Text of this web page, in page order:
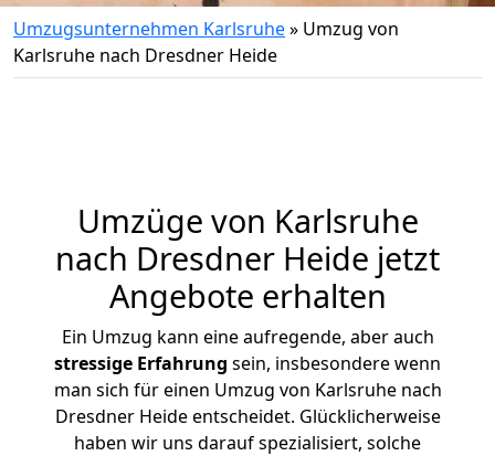
Umzugsunternehmen Karlsruhe» Umzug von
Karlsruhe nach Dresdner Heide
Umzüge von Karlsruhe
nach Dresdner Heide jetzt
Angebote erhalten
Ein Umzug kann eine aufregende, aber auch
stressige Erfahrung sein, insbesondere wenn
man sich für einen Umzug von Karlsruhe nach
Dresdner Heide entscheidet. Glücklicherweise
haben wir uns darauf spezialisiert, solche